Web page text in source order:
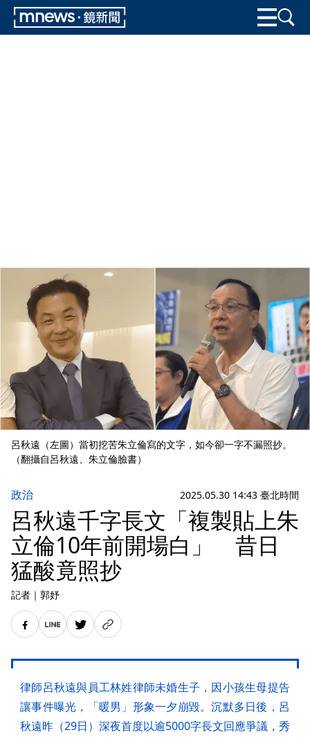
呂秋遠（左圖）當初挖苦朱立倫寫的文字，如今卻一字不漏照抄。
（翻攝自呂秋遠、朱立倫臉書）
政治 2025.05.30 14:43 臺北時間
呂秋遠千字長文「複製貼上朱
立倫10年前開場白」 昔日
猛酸竟照抄
記者 ｜ 郭妤
律師呂秋遠與員工林姓律師未婚生子，因小孩生母提告
讓事件曝光，「暖男」形象一夕崩毀。沉默多日後，呂
秋遠昨（29日）深夜首度以逾5000字長文回應爭議，秀